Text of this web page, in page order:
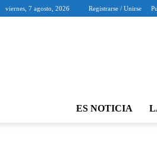
viernes, 7 agosto, 2026 Registrarse / Unirse
ES NOTICIA